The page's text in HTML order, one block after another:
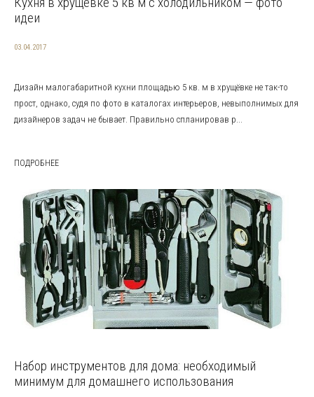
идеи
03.04.2017
Дизайн малогабаритной кухни площадью 5 кв. м в хрущёвке не так-то
прост, однако, судя по фото в каталогах интерьеров, невыполнимых для
дизайнеров задач не бывает. Правильно спланировав р...
ПОДРОБНЕЕ
Набор инструментов для дома: необходимый
минимум для домашнего использования